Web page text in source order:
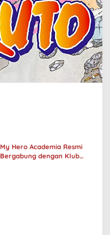
My Hero Academia Resmi
Bergabung dengan Klub